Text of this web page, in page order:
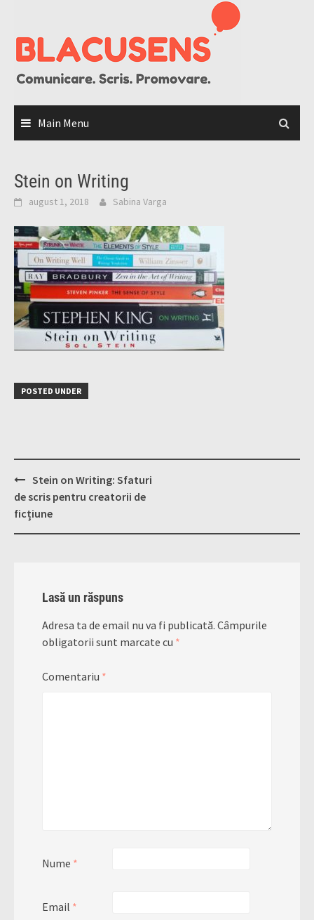
content
Main Menu
Stein on Writing
august 1, 2018 Sabina Varga
POSTED UNDER
Post
navigation
Stein on Writing: Sfaturi
de scris pentru creatorii de
ficțiune
Lasă un răspuns
Adresa ta de email nu va fi publicată. Câmpurile
obligatorii sunt marcate cu *
Comentariu *
Nume *
Email *